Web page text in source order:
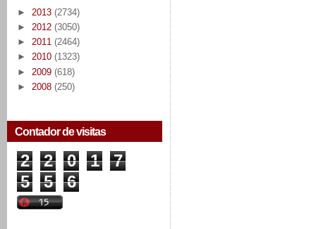
► 2013 (2734)
► 2012 (3050)
► 2011 (2464)
► 2010 (1323)
► 2009 (618)
► 2008 (250)
Contador de visitas
2 2 0 1
7
5
5 6